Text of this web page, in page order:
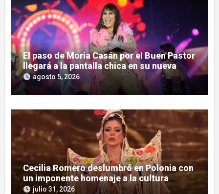
El paso de Moria Casán por el Buen Pastor
llegará a la pantalla chica en su nueva
serie documental
agosto 5, 2026
Cecilia Romero deslumbró en Polonia con
un imponente homenaje a la cultura
guaraní
julio 31, 2026